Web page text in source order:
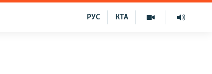
КТА
РУС